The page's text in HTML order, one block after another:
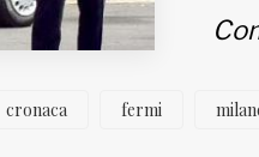
cronaca fermi